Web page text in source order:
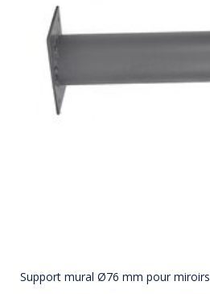
Support mural Ø76 mm pour